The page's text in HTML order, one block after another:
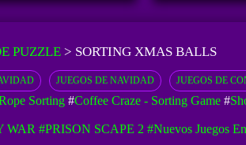
PUZZLE> SORTING XMAS BALLS
JUEGOS DE NAVIDAD JUEGOS DE
Sorting#Coffee Craze - Sorting Game#
WAR #PRISON SCAPE 2 #Nuevos Juegos